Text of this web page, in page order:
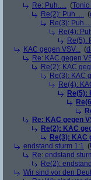
Re: Puh..... (Tonic
Re(2): Puh..... (
Re(3):
Re(4):
Re(5):
KAC gegen VSV... (
Re: KAC gegen
Re(2): KAC
Re(3): KAC
Re(4):
Re(5):
Re: KAC gegen
Re(2): KAC
Re(3): KAC
endstand sturm 1:1 (
Re: endstand
Re(2):
Wir sind vor den